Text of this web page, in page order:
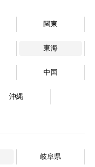
関東
東海
中国
沖縄
岐阜県